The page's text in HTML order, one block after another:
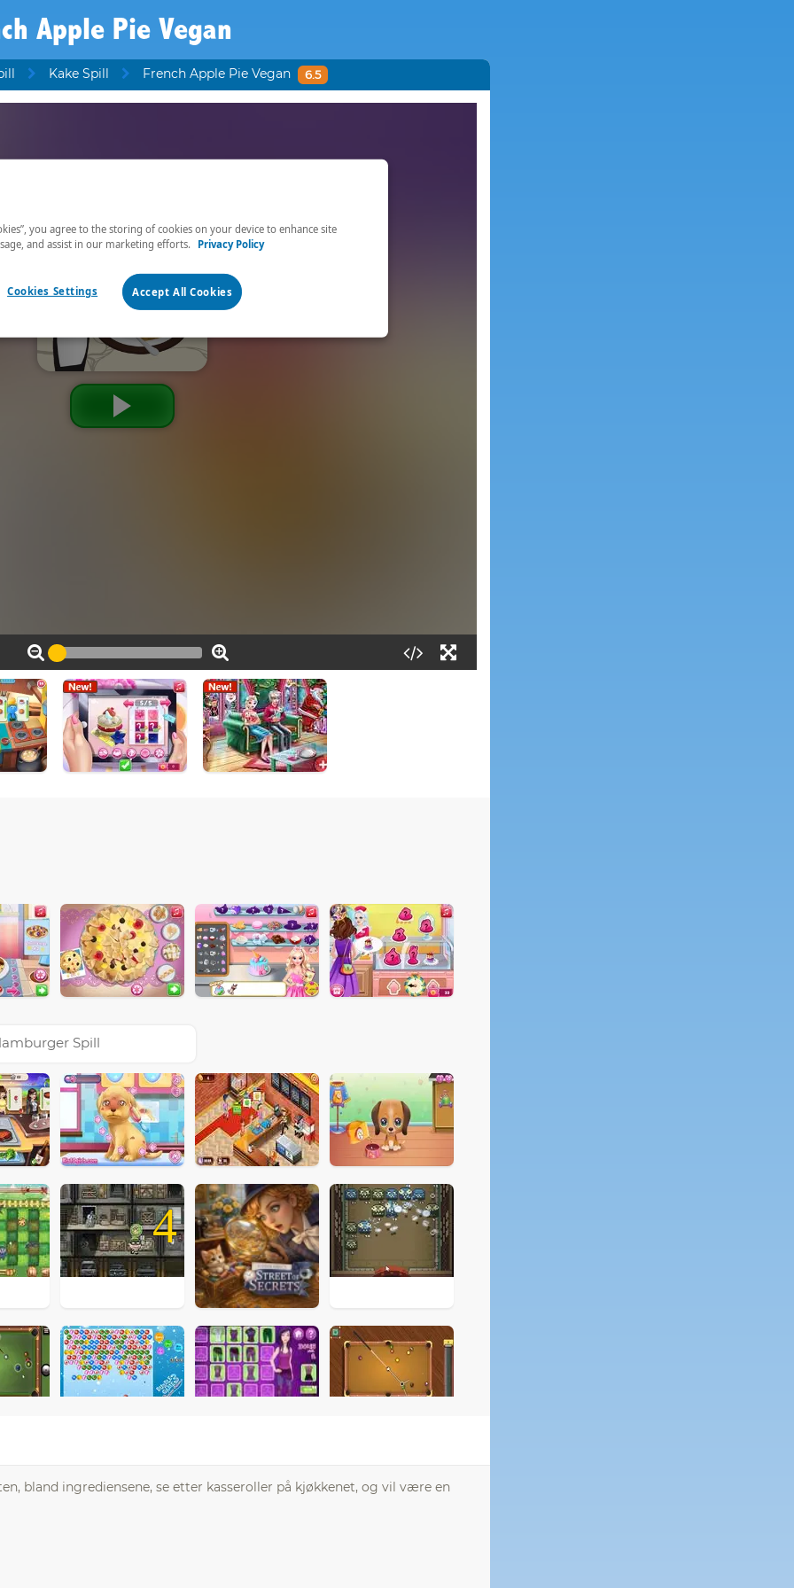
Apple Pie Vegan
Kake Spill French Apple Pie Vegan 6.5
Spill
4
bland ingrediensene, se etter kasseroller på kjøkkenet, og vil være en